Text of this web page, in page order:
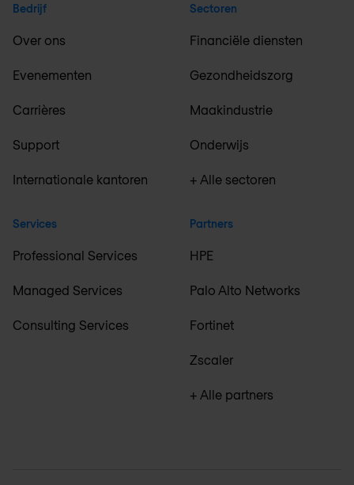
Bedrijf
Over ons
Evenementen
Carrières
Support
Internationale kantoren
Services
Professional Services
Managed Services
Consulting Services
Sectoren
Financiële diensten
Gezondheidszorg
Maakindustrie
Onderwijs
+ Alle sectoren
Partners
HPE
Palo Alto Networks
Fortinet
Zscaler
+ Alle partners